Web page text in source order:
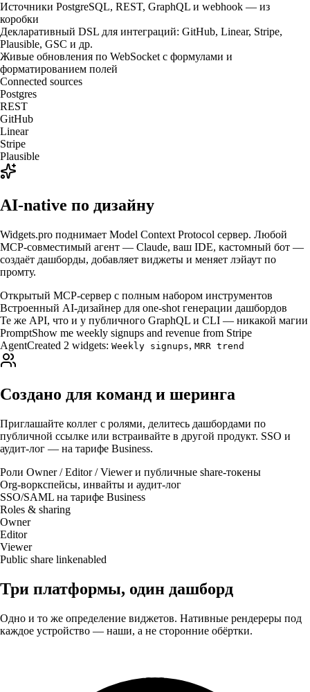
Источники PostgreSQL, REST, GraphQL и webhook — из
коробки
Декларативный DSL для интеграций: GitHub, Linear, Stripe,
Plausible, GSC и др.
Живые обновления по WebSocket с формулами и
форматированием полей
Connected sources
Postgres
REST
GitHub
Linear
Stripe
Plausible
AI-native по дизайну
Widgets.pro поднимает Model Context Protocol сервер. Любой
MCP-совместимый агент — Claude, ваш IDE, кастомный бот —
создаёт дашборды, добавляет виджеты и меняет лэйаут по
промту.
Открытый MCP-сервер с полным набором инструментов
Встроенный AI-дизайнер для one-shot генерации дашбордов
Те же API, что и у публичного GraphQL и CLI — никакой магии
PromptShow me weekly signups and revenue from Stripe
AgentCreated 2 widgets: Weekly signups, MRR trend
Создано для команд и шеринга
Приглашайте коллег с ролями, делитесь дашбордами по
публичной ссылке или встраивайте в другой продукт. SSO и
аудит-лог — на тарифе Business.
Роли Owner / Editor / Viewer и публичные share-токены
Org-воркспейсы, инвайты и аудит-лог
SSO/SAML на тарифе Business
Roles & sharing
Owner
Editor
Viewer
Public share linkenabled
Три платформы, один дашборд
Одно и то же определение виджетов. Нативные рендереры под
каждое устройство — наши, а не сторонние обёртки.